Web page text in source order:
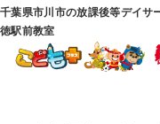
千葉県市川市の放課後等デイ
徳駅前教室